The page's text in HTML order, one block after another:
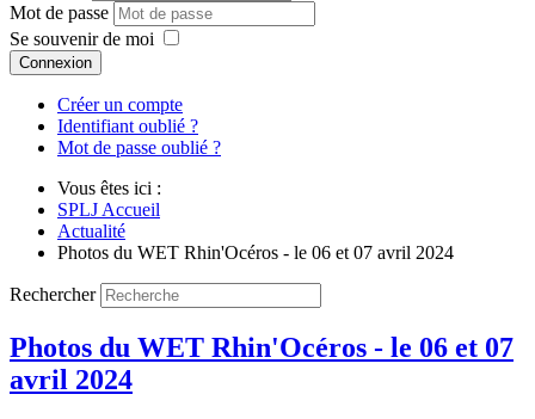
Mot de passe
Se souvenir de moi
Connexion
Créer un compte
Identifiant oublié ?
Mot de passe oublié ?
Vous êtes ici :
SPLJ Accueil
Actualité
Photos du WET Rhin'Océros - le 06 et 07 avril 2024
Rechercher
Photos du WET Rhin'Océros - le 06 et 07
avril 2024